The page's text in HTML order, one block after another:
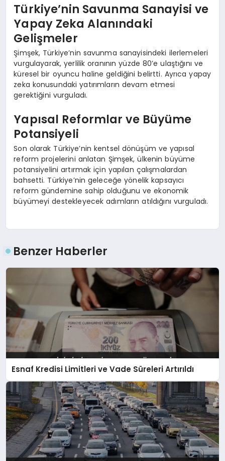
Türkiye’nin Savunma Sanayisi ve
Yapay Zeka Alanındaki
Gelişmeler
Şimşek, Türkiye’nin savunma sanayisindeki ilerlemeleri
vurgulayarak, yerlilik oranının yüzde 80’e ulaştığını ve
küresel bir oyuncu haline geldiğini belirtti. Ayrıca yapay
zeka konusundaki yatırımların devam etmesi
gerektiğini vurguladı.
Yapısal Reformlar ve Büyüme
Potansiyeli
Son olarak Türkiye’nin kentsel dönüşüm ve yapısal
reform projelerini anlatan Şimşek, ülkenin büyüme
potansiyelini artırmak için yapılan çalışmalardan
bahsetti. Türkiye’nin geleceğe yönelik kapsayıcı
reform gündemine sahip olduğunu ve ekonomik
büyümeyi destekleyecek adımların atıldığını vurguladı.
Benzer Haberler
Esnaf Kredisi Limitleri ve Vade Süreleri Artırıldı